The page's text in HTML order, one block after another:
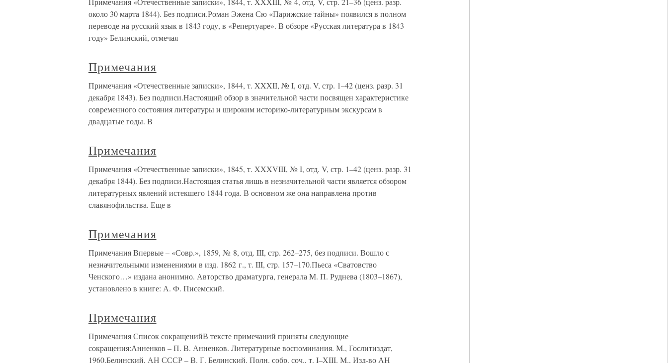
около 30 марта 1844). Без подписи.Роман Эжена Сю «Парижские тайны» появился в полном
переводе на русский язык в 1843 году, в «Репертуаре». В обзоре «Русская литература в 1843
году» Белинский, отмечая
Примечания
Примечания «Отечественные записки», 1844, т. XXXII, № I, отд. V, стр. 1–42 (ценз. разр. 31
декабря 1843). Без подписи.Настоящий обзор в значительной части посвящен характеристике
современного состояния литературы и широким историко-литературным экскурсам в
двадцатые годы. В
Примечания
Примечания «Отечественные записки», 1845, т. XXXVIII, № I, отд. V, стр. 1–42 (ценз. разр. 31
декабря 1844). Без подписи.Настоящая статья лишь в незначительной части является обзором
литературных явлений истекшего 1844 года. В основном же она направлена против
славянофильства. Еще в
Примечания
Примечания Впервые – «Совр.», 1859, № 8, отд. III, стр. 262–275, без подписи. Вошло с
незначительными изменениями в изд. 1862 г., т. III, стр. 157–170.Пьеса «Сватовство
Ченского…» издана анонимно. Авторство драматурга, генерала М. П. Руднева (1803–1867),
установлено в книге: А. Ф. Писемский.
Примечания
Примечания Список сокращенийВ тексте примечаний приняты следующие
сокращения:Анненков – П. В. Анненков. Литературные воспоминания. М., Гослитиздат,
1960.Белинский, АН СССР – В. Г. Белинский. Полн. собр. соч., т. I–XIII. М., Изд-во АН